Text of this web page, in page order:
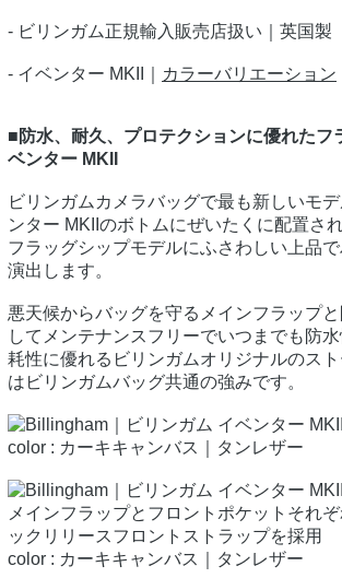
- ビリンガム正規輸入販売店扱い｜英国製
- イベンター MKII｜ カラーバリエーション
■防水、耐久、プロテクションに優れたフ
ベンター MKII
ビリンガムカメラバッグで最も新しいモ
ンター MKIIのボトムにぜいたくに配置さ
フラッグシップモデルにふさわしい上品
演出します。
悪天候からバッグを守るメインフラップ
してメンテナンスフリーでいつまでも防
耗性に優れるビリンガムオリジナルのス
はビリンガムバッグ共通の強みです。
color : カーキキャンバス｜タンレザー
メインフラップとフロントポケットそれ
ックリリースフロントストラップを採用
color : カーキキャンバス｜タンレザー